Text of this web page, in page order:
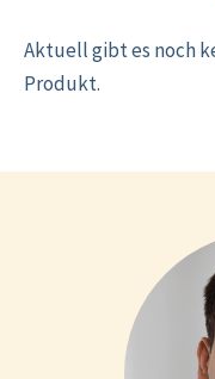
Aktuell gibt es noch
Produkt.